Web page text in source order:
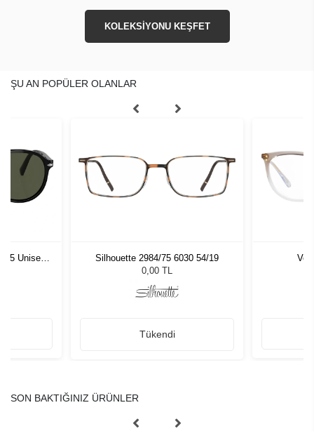
KOLEKSİYONU KEŞFET
ŞU AN POPÜLER OLANLAR
55 Unisex
Silhouette 2984/75 6030 54/19
0,00 TL
Tükendi
SON BAKTIĞINIZ ÜRÜNLER